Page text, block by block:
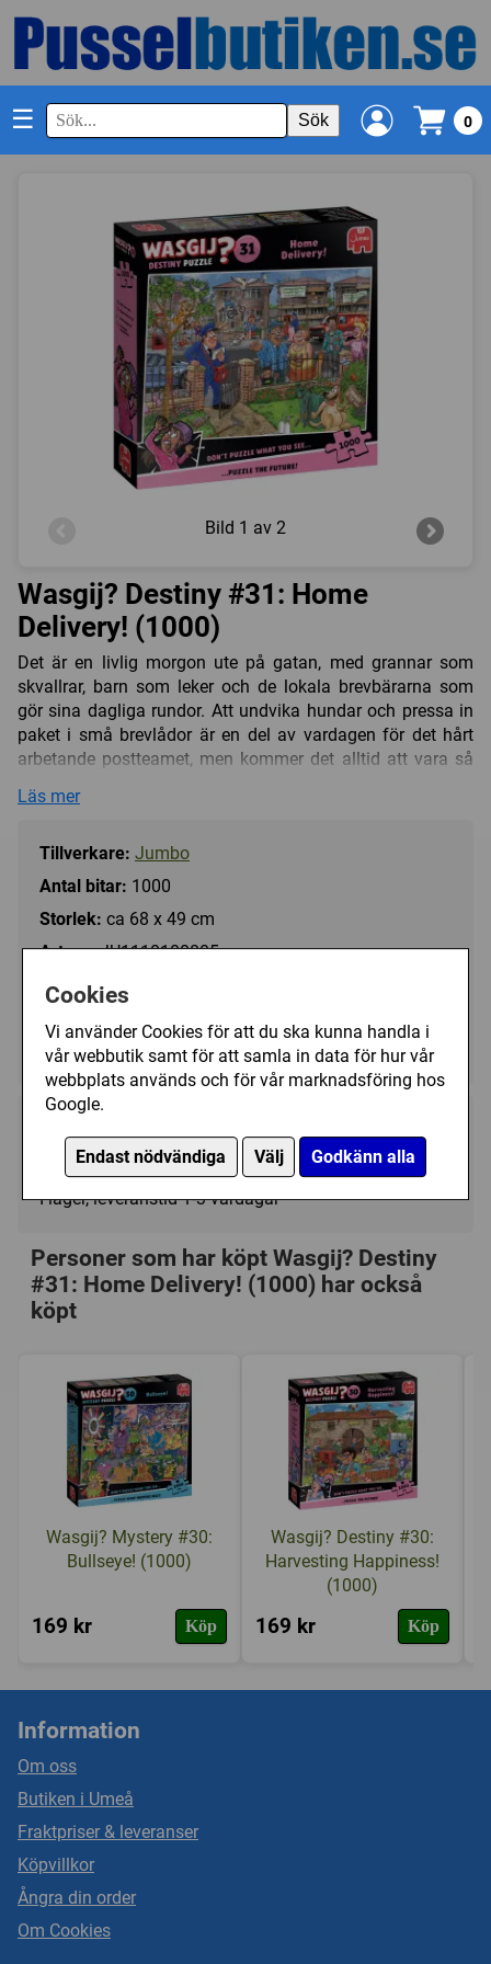
Cookies
Vi använder Cookies för att du ska kunna handla i
vår webbutik samt för att samla in data för hur vår
webbplats används och för vår marknadsföring hos
Google.
Endast nödvändiga Välj Godkänn alla
☰ Sök 0
Bild 1 av 2
Wasgij? Destiny #31: Home
Delivery! (1000)
Det är en livlig morgon ute på gatan, med grannar som
skvallrar, barn som leker och de lokala brevbärarna som
gör sina dagliga rundor. Att undvika hundar och pressa in
paket i små brevlådor är en del av vardagen för det hårt
arbetande postteamet, men kommer det alltid att vara så
samma dag och futuristisk teknik, kommer paketen
levereras på sätt som vi aldrig kunnat föreställa oss?
Använd din fantasi för att pussla ihop hur den här scenen
tidsepok! Ett extra roligt pussel för dig som gillar
pusselutmaningar.
Läs mer
Tillverkare: Jumbo
Antal bitar: 1000
Storlek: ca 68 x 49 cm
Art.nr.:JU1110100805
Kategori(er):
Tecknat/Wasgij?
169 kr Köp
I lager, leveranstid 1-3 vardagar
Personer som har köpt Wasgij? Destiny
#31: Home Delivery! (1000) har också
köpt
Wasgij? Mystery #30:
Bullseye! (1000)
169 kr Köp
Wasgij? Destiny #30:
Harvesting Happiness!
(1000)
169 kr Köp
Information
Om oss
Butiken i Umeå
Fraktpriser & leveranser
Köpvillkor
Ångra din order
Om Cookies